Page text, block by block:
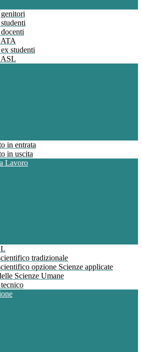
studenti
in entrata
in uscita
Lavoro
tradizionale
opzione Scienze applicate
Scienze Umane